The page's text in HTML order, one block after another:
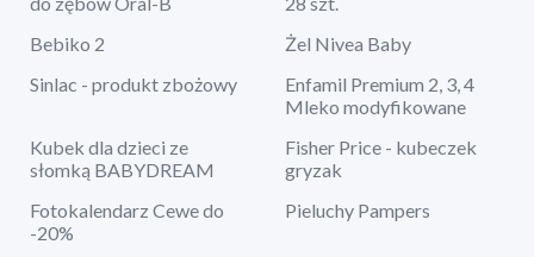
Bebiko 2
Żel Nivea Baby
Sinlac - produkt zbożowy
Enfamil Premium 2, 3, 4
Mleko modyfikowane
Kubek dla dzieci ze
słomką BABYDREAM
Fisher Price - kubeczek
gryzak
Fotokalendarz Cewe do
-20%
Pieluchy Pampers